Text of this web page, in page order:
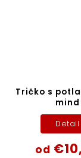
Tričko s
mind
od
Detail